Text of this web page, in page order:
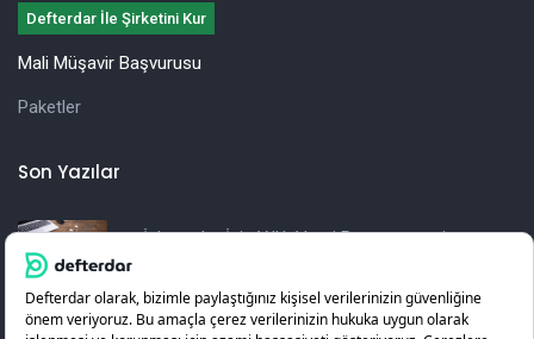
Defterdar İle Şirketini Kur
Mali Müşavir Başvurusu
Paketler
Son Yazılar
İşletmeler İçin Yıllık Vergi Beyannamesi